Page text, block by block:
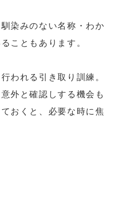
染みのない名称・わか
こともあります。
われる引き取り訓練。
外と確認しする機会も
おくと、必要な時に焦